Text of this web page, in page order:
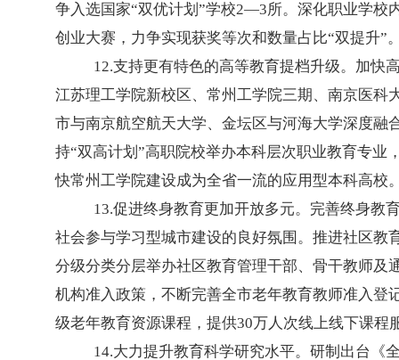
争入选国家“双优计划”学校2—3所。深化职业学校
创业大赛，力争实现获奖等次和数量占比“双提升”
12.支持更有特色的高等教育提档升级。加快
江苏理工学院新校区、常州工学院三期、南京医科
市与南京航空航天大学、金坛区与河海大学深度
持“双高计划”高职院校举办本科层次职业教育专
快常州工学院建设成为全省一流的应用型本科高校
13.促进终身教育更加开放多元。完善终身教
社会参与学习型城市建设的良好氛围。推进社区
分级分类分层举办社区教育管理干部、骨干教师
机构准入政策，不断完善全市老年教育教师准入登
级老年教育资源课程，提供30万人次线上线下课
14.大力提升教育科学研究水平。研制出台《